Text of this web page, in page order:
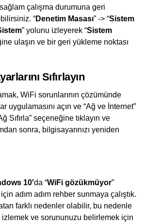
çalışma durumuna geri
“Denetim Masası” -> “Sistem
” yolunu izleyerek “Sistem
ulaşın ve bir geri yükleme noktası
Sıfırlayın
WiFi sorunlarının çözümünde
uygulamasını açın ve “Ağ ve İnternet”
Sıfırla” seçeneğine tıklayın ve
sonra, bilgisayarınızı yeniden
10′da “WiFi gözükmüyor”
adım adım rehber sunmaya çalıştık.
farklı nedenler olabilir, bu nedenle
izlemek ve sorununuzu belirlemek için